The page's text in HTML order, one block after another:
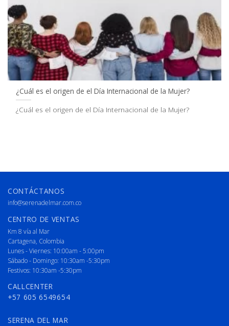
¿Cuál es el origen de el Día Internacional de la Mujer?
¿Cuál es el origen de el Día Internacional de la Mujer?
CONTÁCTANOS
info@serenadelmar.com.co
CENTRO DE VENTAS
Km 8 vía al Mar
Cartagena, Colombia
Lunes - Viernes: 10:00am - 5:00pm
Sábado - Domingo: 10:30am -5:30pm
Festivos: 10:30am -5:30pm
CALLCENTER
+57 605 6549654
SERENA DEL MAR